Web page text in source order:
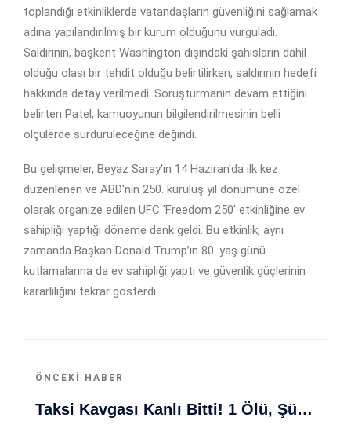
toplandığı etkinliklerde vatandaşların güvenliğini sağlamak
adına yapılandırılmış bir kurum olduğunu vurguladı.
Saldırının, başkent Washington dışındaki şahısların dahil
olduğu olası bir tehdit olduğu belirtilirken, saldırının hedefi
hakkında detay verilmedi. Soruşturmanın devam ettiğini
belirten Patel, kamuoyunun bilgilendirilmesinin belli
ölçülerde sürdürüleceğine değindi.
Bu gelişmeler, Beyaz Saray'ın 14 Haziran'da ilk kez
düzenlenen ve ABD'nin 250. kuruluş yıl dönümüne özel
olarak organize edilen UFC 'Freedom 250' etkinliğine ev
sahipliği yaptığı döneme denk geldi. Bu etkinlik, aynı
zamanda Başkan Donald Trump’ın 80. yaş günü
kutlamalarına da ev sahipliği yaptı ve güvenlik güçlerinin
kararlılığını tekrar gösterdi.
ÖNCEKI HABER
Taksi Kavgası Kanlı Bitti! 1 Ölü, Şüpheli Tutuklandı